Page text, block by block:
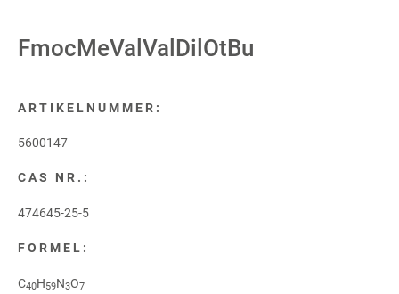
FmocMeValValDilOtBu
ARTIKELNUMMER:
5600147
CAS NR.:
474645-25-5
FORMEL:
C40H59N3O7